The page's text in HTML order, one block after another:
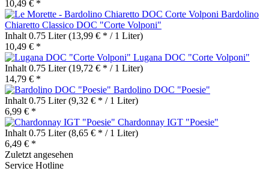
10,49 € *
Bardolino
Chiaretto Classico DOC "Corte Volponi"
Inhalt 0.75 Liter(13,99 € * / 1 Liter)
10,49 € *
Lugana DOC "Corte Volponi"
Inhalt 0.75 Liter(19,72 € * / 1 Liter)
14,79 € *
Bardolino DOC "Poesie"
Inhalt 0.75 Liter(9,32 € * / 1 Liter)
6,99 € *
Chardonnay IGT "Poesie"
Inhalt 0.75 Liter(8,65 € * / 1 Liter)
6,49 € *
Zuletzt angesehen
Service Hotline